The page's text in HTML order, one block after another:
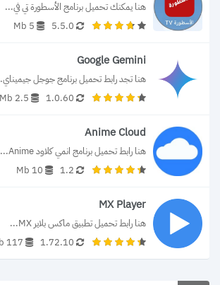
هنا يمكنك تحميل برنامج الأسطورة تي في...
5.5.0
5 Mb
Google Gemini
هنا تجد رابط تحميل برنامج جوجل
1.0.60
2.5 Mb
Anime Cloud
هنا رابط تحميل برنامج انمي كلاود Anime...
1.2
10 Mb
MX Player
هنا رابط تحميل تطبيق ماكس بلاير MX...
1.72.10
117 Mb